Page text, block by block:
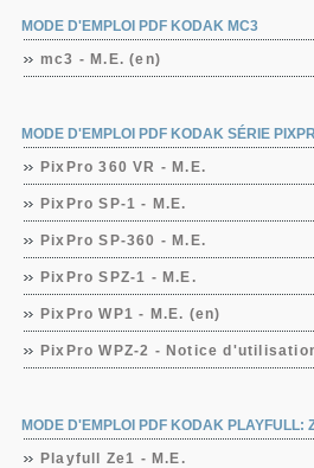
MODE D'EMPLOI PDF KODAK MC3
mc3 - M.E. (en)
MODE D'EMPLOI PDF KODAK SÉRIE
PixPro 360 VR - M.E.
PixPro SP-1 - M.E.
PixPro SP-360 - M.E.
PixPro SPZ-1 - M.E.
PixPro WP1 - M.E. (en)
PixPro WPZ-2 - Notice
MODE D'EMPLOI PDF KODAK PLAYFULL:
Playfull Ze1 - M.E.